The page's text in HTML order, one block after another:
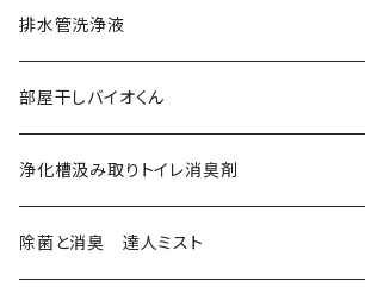
排水管洗浄液
排水管洗浄液 500mL
排水管洗浄液 1.8L
排水管洗浄液 強力版 300ｍL
部屋干しバイオくん
浄化槽汲み取りトイレ消臭剤
除菌と消臭 達人ミスト